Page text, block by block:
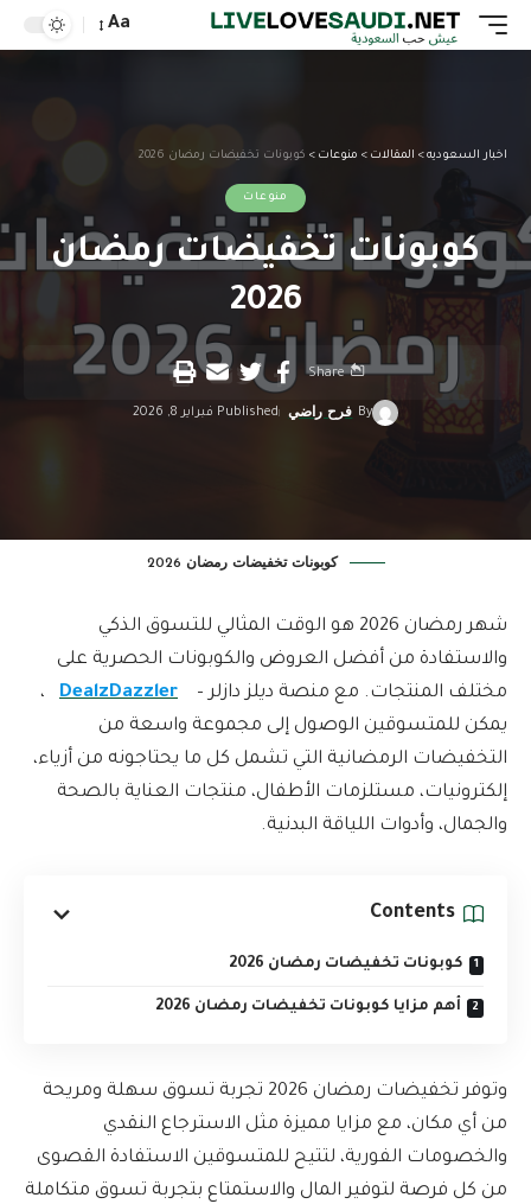
Aa
اخبار السعوديه> المقالات > منوعات > كوبونات تخفيضات رمضان 2026
منوعات
كوبونات تخفيضات رمضان
2026
By فرح راضي Published فبراير 8, 2026
Share
كوبونات تخفيضات رمضان 2026
شهر رمضان 2026 هو الوقت المثالي للتسوق الذكي
والاستفادة من أفضل العروض والكوبونات الحصرية على
مختلف المنتجات. مع منصة ديلز دازلر –
DealzDazzler
،
يمكن للمتسوقين الوصول إلى مجموعة واسعة من
التخفيضات الرمضانية التي تشمل كل ما يحتاجونه من أزياء،
إلكترونيات، مستلزمات الأطفال، منتجات العناية بالصحة
والجمال، وأدوات اللياقة البدنية.
Contents
كوبونات تخفيضات رمضان 2026
أهم مزايا كوبونات تخفيضات رمضان 2026
وتوفر تخفيضات رمضان 2026 تجربة تسوق سهلة ومريحة
من أي مكان، مع مزايا مميزة مثل الاسترجاع النقدي
والخصومات الفورية، لتتيح للمتسوقين الاستفادة القصوى
من كل فرصة لتوفير المال والاستمتاع بتجربة تسوق متكاملة